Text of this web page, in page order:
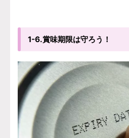
1-6.賞味期限は守ろう！